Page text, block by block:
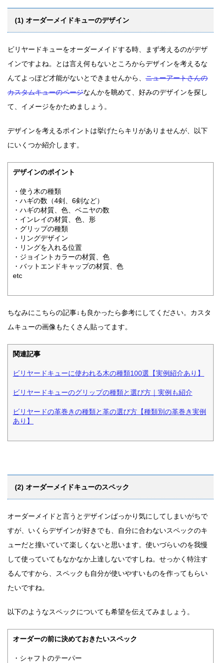
(1) オーダーメイドキューのデザイン
ビリヤードキューをオーダーメイドする時、まず考えるのがデザ
インですよね。とは言え何もないところからデザインを考えるな
んてよっぽど才能がないとできませんから、 ニューアートさんの
カスタムキューのページなんかを眺めて、好みのデザインを探し
て、イメージをかためましょう。
デザインを考えるポイントは挙げたらキリがありませんが、以下
にいくつか紹介します。
デザインのポイント
・使う木の種類
・ハギの数（4剣、6剣など）
・ハギの材質、色、ベニヤの数
・インレイの材質、色、形
・グリップの種類
・リングデザイン
・リングを入れる位置
・ジョイントカラーの材質、色
・バットエンドキャップの材質、色
etc
ちなみにこちらの記事↓も良かったら参考にしてください。カスタ
ムキューの画像もたくさん貼ってます。
関連記事
ビリヤードキューに使われる木の種類100選【実例紹介あり】
ビリヤードキューのグリップの種類と選び方｜実例も紹介
ビリヤードの革巻きの種類と革の選び方【種類別の革巻き実例
あり】
(2) オーダーメイドキューのスペック
オーダーメイドと言うとデザインばっかり気にしてしまいがちで
すが、いくらデザインが好きでも、自分に合わないスペックのキ
ューだと撞いていて楽しくないと思います。使いづらいのを我慢
して使っていてもなかなか上達しないですしね。せっかく特注す
るんですから、スペックも自分が使いやすいものを作ってもらい
たいですね。
以下のようなスペックについても希望を伝えてみましょう。
オーダーの前に決めておきたいスペック
・シャフトのテーパー